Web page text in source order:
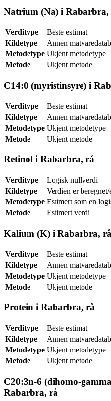
Natrium (Na) i Rabarbra,
Verditype
Beste estimat
Kildetype
Annen
Metodetype Ukjent metodetype
Metode
Ukjent metode
C14:0 (myristinsyre) i
Verditype
Beste estimat
Kildetype
Annen
Metodetype Ukjent metodetype
Metode
Ukjent metode
Retinol i Rabarbra, rå
Verditype
Logisk nullverdi
Kildetype
Verdien er
Metodetype Estimert som en
Metode
Estimert verdi
Kalium (K) i Rabarbra, rå
Verditype
Beste estimat
Kildetype
Annen
Metodetype Ukjent metodetype
Metode
Ukjent metode
Protein i Rabarbra, rå
Verditype
Beste estimat
Kildetype
Annen
Metodetype Ukjent metodetype
Metode
Ukjent metode
C20:3n-6 (dihomo-
Rabarbra, rå